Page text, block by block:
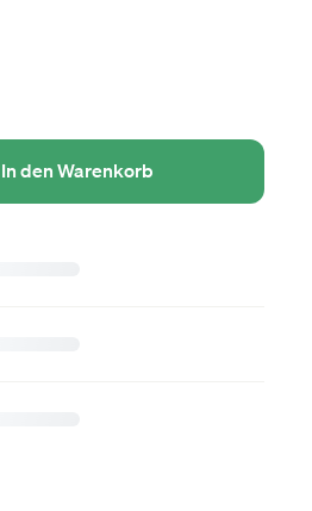
In den Warenkorb